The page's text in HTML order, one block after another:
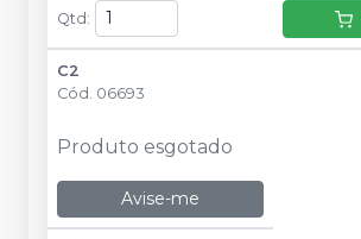
Qtd :
C2
Cód. 06693
Produto esgotado
Avise-me